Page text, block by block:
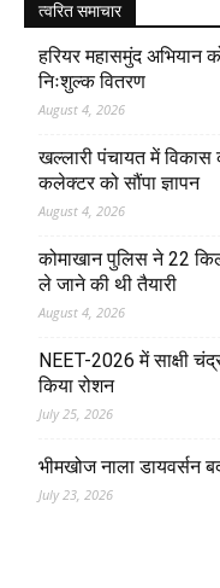
त्वरित समाचार
हरियर महासमुंद अभियान
निःशुल्क वितरण
August 4, 2026
खल्लारी पंचायत में विकास
कलेक्टर को सौंपा ज्ञापन
August 4, 2026
कोमाखान पुलिस ने 22
ले जाने की थी तैयारी
August 4, 2026
NEET-2026 में साक्षी
किया रोशन
July 25, 2026
भीमखोज नाला डायवर्सन
July 23, 2026